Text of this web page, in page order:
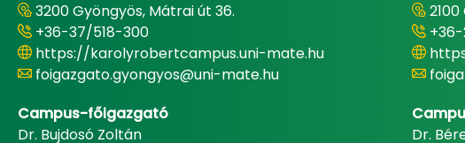
3200 Gyöngyös, Mátrai út 36.
+36-37/518-300
https://karolyrobertcampus.uni-mate.hu
foigazgato.gyongyos@uni-mate.hu
Campus-főigazgató
Dr. Bujdosó Zoltán
Dr.